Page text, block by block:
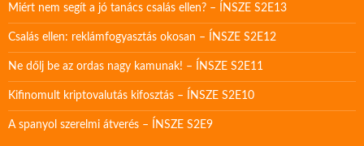
Miért nem segít a jó tanács csalás ellen? – ÍNSZE S2E13
Csalás ellen: reklámfogyasztás okosan – ÍNSZE S2E12
Ne dőlj be az ordas nagy kamunak! – ÍNSZE S2E11
Kifinomult kriptovalutás kifosztás – ÍNSZE S2E10
A spanyol szerelmi átverés – ÍNSZE S2E9